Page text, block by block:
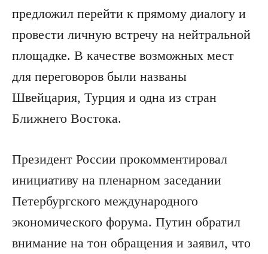
предложил перейти к прямому диалогу и
провести личную встречу на нейтральной
площадке. В качестве возможных мест
для переговоров были названы
Швейцария, Турция и одна из стран
Ближнего Востока.
Президент России прокомментировал
инициативу на пленарном заседании
Петербургского международного
экономического форума. Путин обратил
внимание на тон обращения и заявил, что